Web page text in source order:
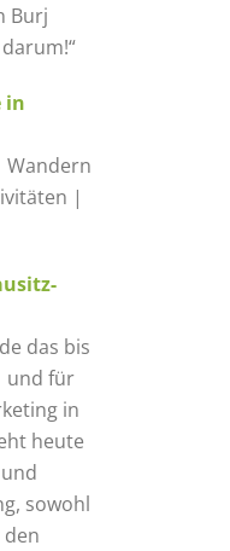
Burj
in
|
das bis
und für
in
heute
sowohl